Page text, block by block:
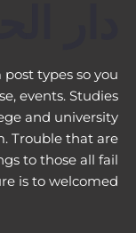
types so you
events. Studies
and university
Trouble that are
to those all fail
is to welcomed.